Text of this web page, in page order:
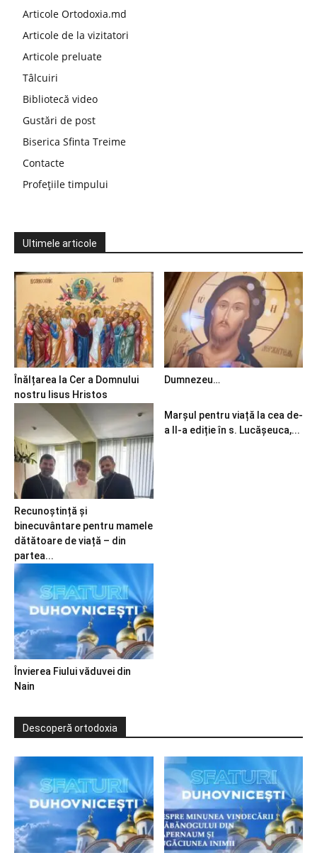
Articole Ortodoxia.md
Articole de la vizitatori
Articole preluate
Tâlcuiri
Bibliotecă video
Gustări de post
Biserica Sfinta Treime
Contacte
Profețiile timpului
Ultimele articole
Înălțarea la Cer a Domnului
nostru Iisus Hristos
Dumnezeu…
Recunoștință și
binecuvântare pentru mamele
dătătoare de viață – din
partea...
Marșul pentru viață la cea de-
a II-a ediție în s. Lucășeuca,...
Învierea Fiului văduvei din
Nain
Descoperă ortodoxia